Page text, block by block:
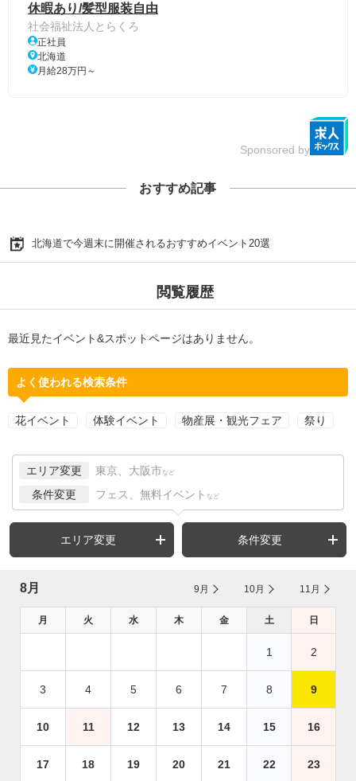
休暇あり/髪型服装自由
社会福祉法人とらくろ
正社員
北海道
月給28万円～
Sponsored by
おすすめ記事
北海道で今週末に開催されるおすすめイベント20選
閲覧履歴
最近見たイベント&スポットページはありません。
よく使われる検索条件
花イベント 体験イベント 物産展・観光フェア 祭り
エリア変更 東京、大阪市 など
条件変更 フェス、無料イベント など
エリア変更 条件変更
8月 9月 10月 11月
月 火 水 木 金 土 日
1 2
3 4 5 6 7 8 9
10 11 12 13 14 15 16
17 18 19 20 21 22 23